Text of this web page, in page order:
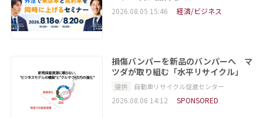
2026.08.05 15:46 経済/ビジネス
損傷バンパーを新品のバンパーへ マ
ツダが取り組む「水平リサイクル」
提供 自動車リサイクル促進センター
2026.08.06 14:12 SPONSORED